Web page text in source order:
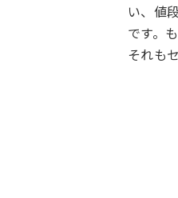
い、値
です。
それも